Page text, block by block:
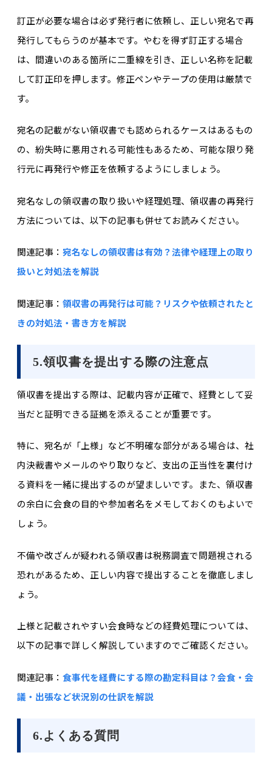
訂正が必要な場合は必ず発行者に依頼し、正しい宛名で再
発行してもらうのが基本です。やむを得ず訂正する場合
は、間違いのある箇所に二重線を引き、正しい名称を記載
して訂正印を押します。修正ペンやテープの使用は厳禁で
す。
宛名の記載がない領収書でも認められるケースはあるもの
の、紛失時に悪用される可能性もあるため、可能な限り発
行元に再発行や修正を依頼するようにしましょう。
宛名なしの領収書の取り扱いや経理処理、領収書の再発行
方法については、以下の記事も併せてお読みください。
関連記事： 宛名なしの領収書は有効？法律や経理上の取り
扱いと対処法を解説
関連記事： 領収書の再発行は可能？リスクや依頼されたと
きの対処法・書き方を解説
5.領収書を提出する際の注意点
領収書を提出する際は、記載内容が正確で、経費として妥
当だと証明できる証拠を添えることが重要です。
特に、宛名が「上様」など不明確な部分がある場合は、社
内決裁書やメールのやり取りなど、支出の正当性を裏付け
る資料を一緒に提出するのが望ましいです。また、領収書
の余白に会食の目的や参加者名をメモしておくのもよいで
しょう。
不備や改ざんが疑われる領収書は税務調査で問題視される
恐れがあるため、正しい内容で提出することを徹底しまし
ょう。
上様と記載されやすい会食時などの経費処理については、
以下の記事で詳しく解説していますのでご確認ください。
関連記事： 食事代を経費にする際の勘定科目は？会食・会
議・出張など状況別の仕訳を解説
6.よくある質問